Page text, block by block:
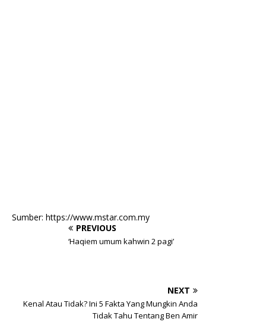
Sumber: https://www.mstar.com.my
PREVIOUS
‘Haqiem umum kahwin 2 pagi’
NEXT
Kenal Atau Tidak? Ini 5 Fakta Yang Mungkin Anda
Tidak Tahu Tentang Ben Amir